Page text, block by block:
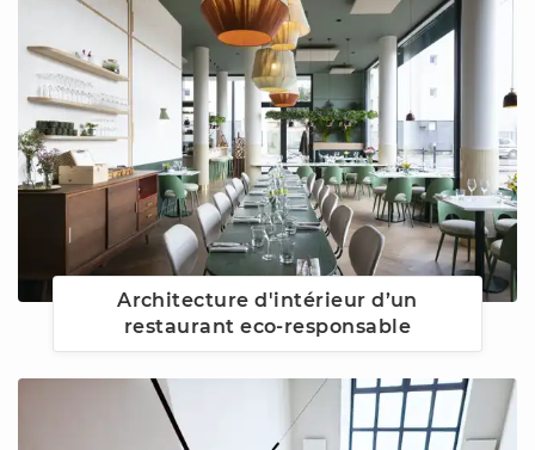
Architecture d'intérieur d’un
restaurant eco-responsable